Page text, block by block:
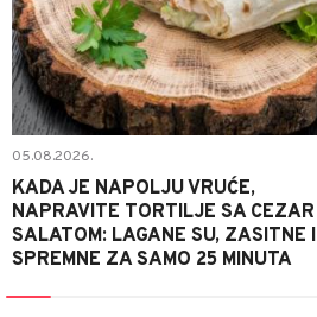
05.08.2026.
KADA JE NAPOLJU VRUĆE,
NAPRAVITE TORTILJE SA CEZAR
SALATOM: LAGANE SU, ZASITNE I
SPREMNE ZA SAMO 25 MINUTA